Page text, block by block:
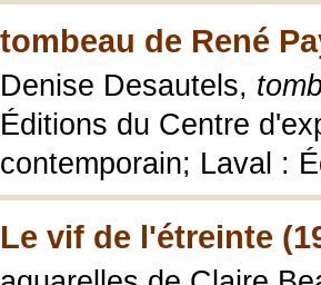
tombeau de René
Denise Desautels,
Éditions du Centre
contemporain; Laval :
Le vif de l'étreinte